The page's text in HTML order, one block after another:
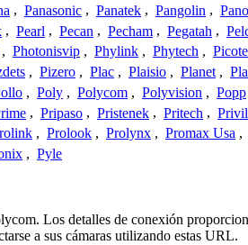
, Panasonic , Panatek , Pangolin ,
, Pearl , Pecan , Pecham , Pegatah ,
, Photonisvip , Phylink , Phytech ,
, Pizero , Plac , Plaisio , Planet ,
, Poly , Polycom , Polyvision , Popp
, Pripaso , Pristenek , Pritech ,
, Prolook , Prolynx , Promax Usa ,
, Pyle
Los detalles de conexión
a sus cámaras utilizando estas URL.